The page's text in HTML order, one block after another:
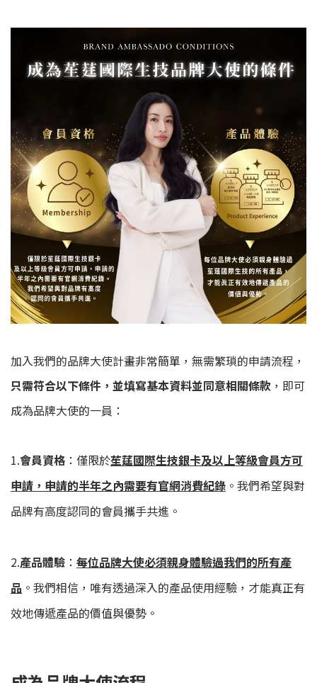
加入我們的品牌大使計畫非常簡單，無需繁瑣的申請流程，
只需符合以下條件，並填寫基本資料並同意相關條款 ，即可
成為品牌大使的一員：
1.會員資格 ：僅限於苼莛國際生技銀卡及以上等級會員方可
申請，申請的半年之內需要有官網消費紀錄 。我們希望與對
品牌有高度認同的會員攜手共進。
2.產品體驗 ： 每位品牌大使必須親身體驗過我們的所有產
品 。我們相信，唯有透過深入的產品使用經驗，才能真正有
效地傳遞產品的價值與優勢。